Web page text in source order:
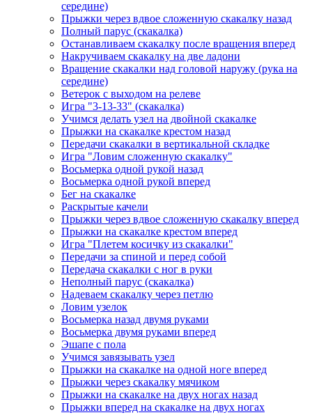
середине)
Прыжки через вдвое сложенную скакалку назад
Полный парус (скакалка)
Останавливаем скакалку после вращения вперед
Накручиваем скакалку на две ладони
Вращение скакалки над головой наружу (рука на
середине)
Ветерок с выходом на релеве
Игра "3-13-33" (скакалка)
Учимся делать узел на двойной скакалке
Прыжки на скакалке крестом назад
Передачи скакалки в вертикальной складке
Игра "Ловим сложенную скакалку"
Восьмерка одной рукой назад
Восьмерка одной рукой вперед
Бег на скакалке
Раскрытые качели
Прыжки через вдвое сложенную скакалку вперед
Прыжки на скакалке крестом вперед
Игра "Плетем косичку из скакалки"
Передачи за спиной и перед собой
Передача скакалки с ног в руки
Неполный парус (скакалка)
Надеваем скакалку через петлю
Ловим узелок
Восьмерка назад двумя руками
Восьмерка двумя руками вперед
Эшапе с пола
Учимся завязывать узел
Прыжки на скакалке на одной ноге вперед
Прыжки через скакалку мячиком
Прыжки на скакалке на двух ногах назад
Прыжки вперед на скакалке на двух ногах